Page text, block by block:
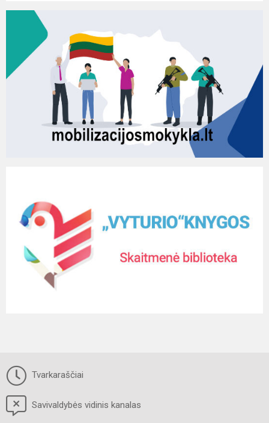
Tvarkaraščiai
Savivaldybės vidinis kanalas